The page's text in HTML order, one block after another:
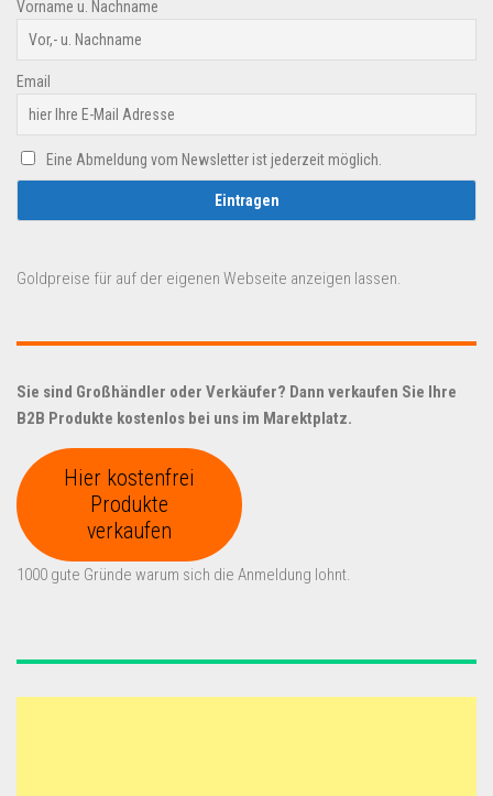
Vorname u. Nachname
Email
Eine Abmeldung vom Newsletter ist jederzeit möglich.
Goldpreise für auf der eigenen Webseite anzeigen lassen.
Sie sind Großhändler oder Verkäufer? Dann verkaufen Sie Ihre
B2B Produkte kostenlos bei uns im Marektplatz.
Hier kostenfrei
Produkte
verkaufen
1000 gute Gründe warum sich die Anmeldung lohnt.